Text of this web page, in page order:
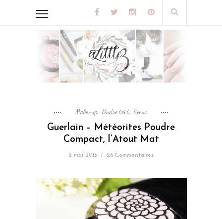
Make-up, Poudre teint, Revue
Guerlain – Météorites Poudre
Compact, l’Atout Mat
2 mai 2013 / 26 Commentaires